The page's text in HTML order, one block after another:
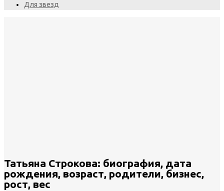
Для звезд
Татьяна Строкова: биография, дата
рождения, возраст, родители, бизнес,
рост, вес